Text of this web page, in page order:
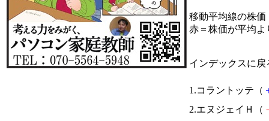
移動平均線の株価
赤＝株価が平均
インデックスに戻
1.コラントッテ（
2.エヌジェイＨ（